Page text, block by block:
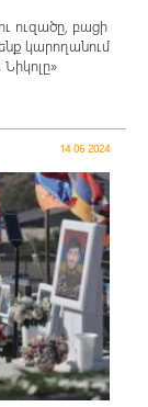
ուզածը, բացի
կարողանում
14 06 2024